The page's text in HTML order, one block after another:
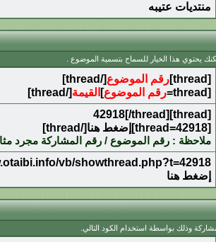
منتديات عتيبه
يحتوي هذا الخيار للسماح بتسمية الموضوع .
[thread] رقم الموضوع[/thread]
[thread=
رقم الموضوع] القيمة[/thread]
[thread]42918[/thread]
[thread=42918]إضغط هنا[/thread]
ملاحظة : رقم الموضوع / رقم المشاركة مجرد
vb/showthread.php?t=42918
إضغط هنا
وذلك بواسطة استخدام الكود التالي.